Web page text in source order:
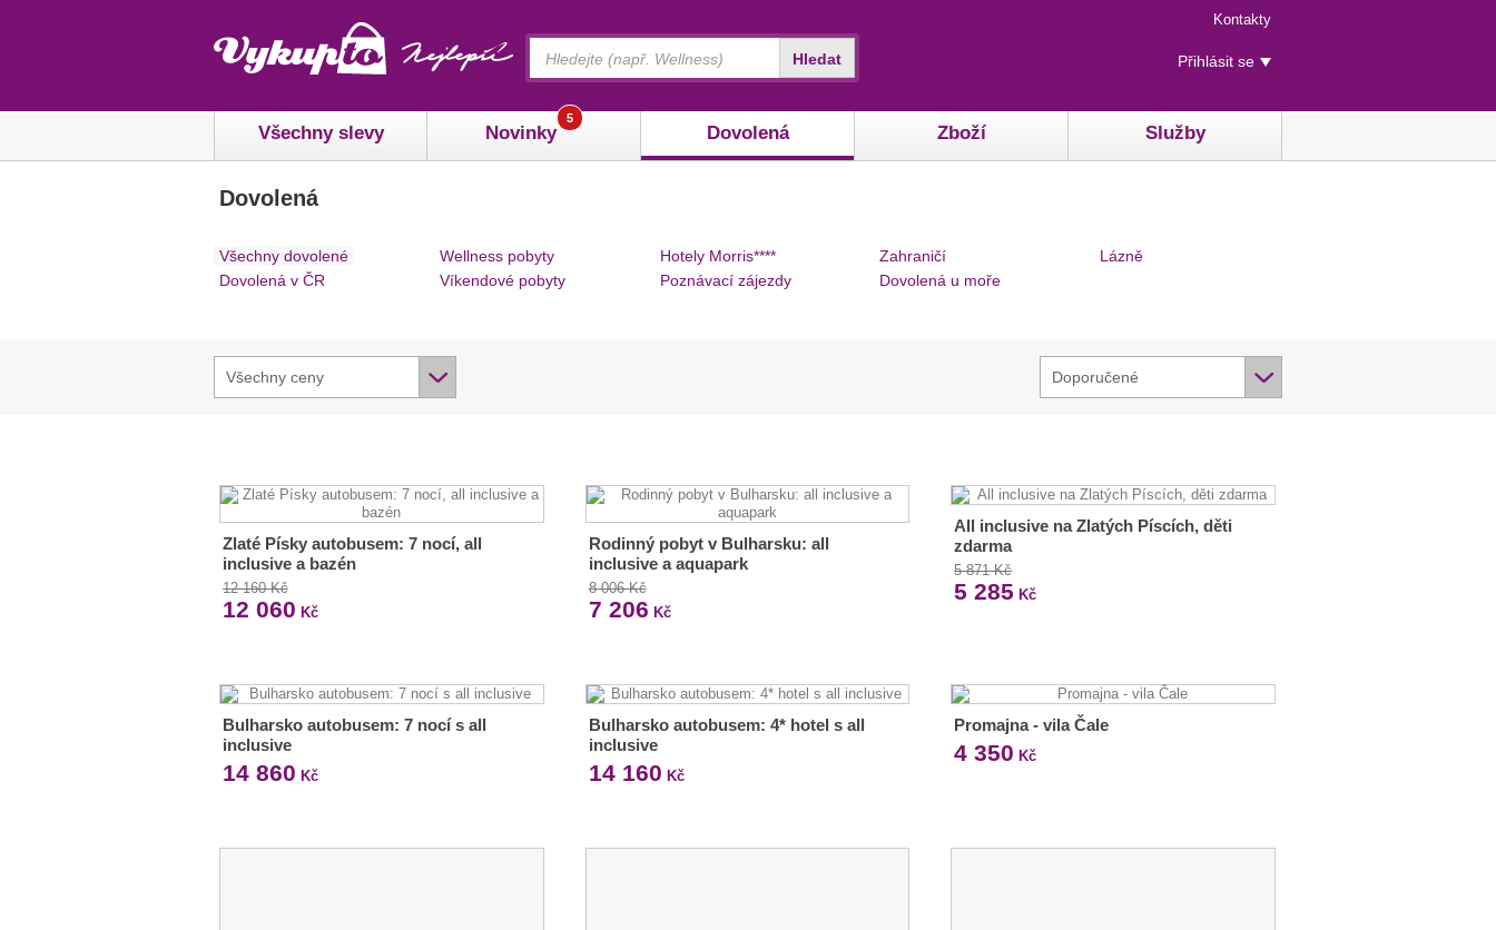
Menu
rychlého
přístupu
Kontakty
Uživatelské
menu
Přihlásit se
Všechny slevy Novinky
5
Dovolená Zboží Služby
Hledat
Dovolená
Všechny dovolené
Dovolená v ČR
Wellness pobyty
Víkendové pobyty
Hotely Morris****
Poznávací zájezdy
Zahraničí
Dovolená u moře
Lázně
Všechny ceny Doporučené
Zlaté Písky autobusem: 7 nocí, all
inclusive a bazén
12 160 Kč
12 060 Kč
Rodinný pobyt v Bulharsku: all
inclusive a aquapark
8 006 Kč
7 206 Kč
All inclusive na Zlatých Píscích, děti
zdarma
5 871 Kč
5 285 Kč
Bulharsko autobusem: 7 nocí s all
inclusive
14 860 Kč
Bulharsko autobusem: 4* hotel s all
inclusive
14 160 Kč
Promajna - vila Čale
4 350 Kč